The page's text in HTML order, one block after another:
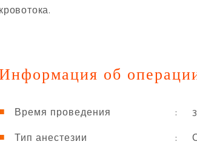
кровотока.
об
Время проведения
: 3-
Тип анестезии
: